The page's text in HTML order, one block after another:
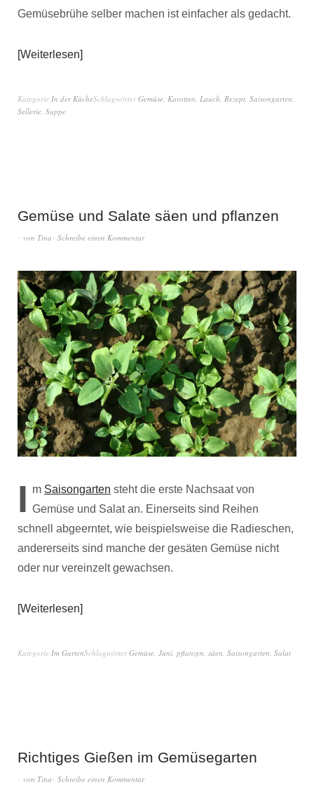
Gemüsebrühe selber machen ist einfacher als gedacht.
Weiterlesen
Kategorie In der KücheSchlagwörterGemüse Karotten Lauch Rezept Saisongarten
Sellerie Suppe
Gemüse und Salate säen und pflanzen
von Tina Schreibe einen Kommentar
I m Saisongarten steht die erste Nachsaat von
Gemüse und Salat an. Einerseits sind Reihen
schnell abgeerntet, wie beispielsweise die Radieschen,
andererseits sind manche der gesäten Gemüse nicht
oder nur vereinzelt gewachsen.
Weiterlesen
Kategorie Im GartenSchlagwörterGemüse Juni pflanzen säen Saisongarten Salat
Richtiges Gießen im Gemüsegarten
von Tina Schreibe einen Kommentar